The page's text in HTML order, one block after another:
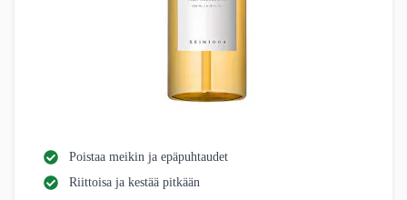
Poistaa meikin ja epäpuhtaudet
Riittoisa ja kestää pitkään